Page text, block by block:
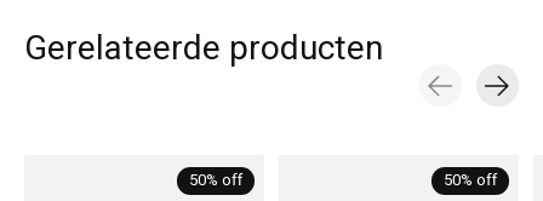
Gerelateerde producten
50% off 50% off